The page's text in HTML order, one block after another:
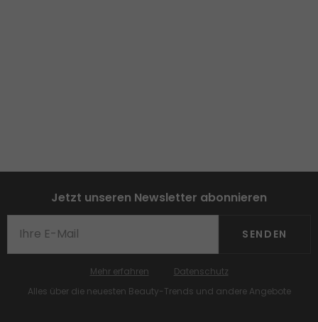
Jetzt unseren Newsletter abonnieren
SENDEN
Alles über die neuesten Beauty-Trends und andere Angebote
Mehr erfahren Datenschutz